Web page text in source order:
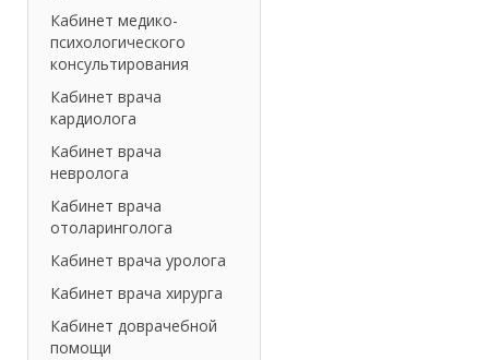
Кабинет медико-
психологического
консультирования
Кабинет врача
кардиолога
Кабинет врача
невролога
Кабинет врача
отоларинголога
Кабинет врача уролога
Кабинет врача хирурга
Кабинет доврачебной
помощи